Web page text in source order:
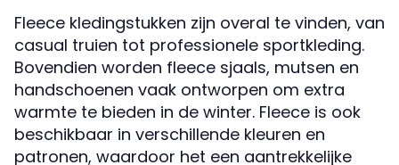
Fleece kledingstukken zijn overal te vinden, van
casual truien tot professionele sportkleding.
Bovendien worden fleece sjaals, mutsen en
handschoenen vaak ontworpen om extra
warmte te bieden in de winter. Fleece is ook
beschikbaar in verschillende kleuren en
patronen, waardoor het een aantrekkelijke